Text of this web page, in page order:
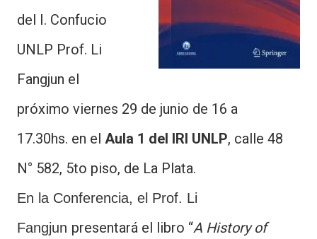
del I. Confucio
UNLP Prof. Li
Fangjun el
próximo viernes 29 de junio de 16 a
17.30hs. en el Aula 1 del IRI UNLP, calle 48
N° 582, 5to piso, de La Plata.
En la Conferencia, el Prof. Li
Fangjun presentará el libro “A History of